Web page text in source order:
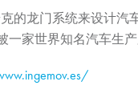
克的龙门系统来设计汽
一家世界知名汽车生